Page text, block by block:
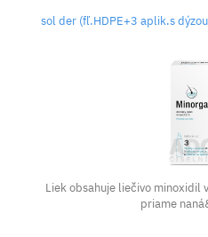
sol der (fľ.HDPE+3 aplik.s
Liek obsahuje liečivo minoxidil
priame